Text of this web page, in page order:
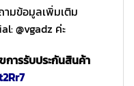
มข้อมูลเพิ่มเติม
@vgadz ค่ะ
การรับประกันสินค้า